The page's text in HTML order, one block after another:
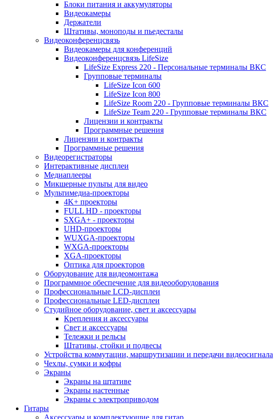
Блоки питания и аккумуляторы
Видеокамеры
Держатели
Штативы, моноподы и пьедесталы
Видеоконференцсвязь
Видеокамеры для конференций
Видеоконференцсвязь LifeSize
LifeSize Express 220 - Персональные терминалы ВКС
Групповые терминалы
LifeSize Icon 600
LifeSize Icon 800
LifeSize Room 220 - Групповые терминалы ВКС
LifeSize Team 220 - Групповые терминалы ВКС
Лицензии и контракты
Программные решения
Лицензии и контракты
Программные решения
Видеорегистраторы
Интерактивные дисплеи
Медиаплееры
Микшерные пульты для видео
Мультимедиа-проекторы
4K+ проекторы
FULL HD - проекторы
SXGA+ - проекторы
UHD-проекторы
WUXGA-проекторы
WXGA-проекторы
XGA-проекторы
Оптика для проекторов
Оборудование для видеомонтажа
Программное обеспечение для видеооборудования
Профессиональные LCD-дисплеи
Профессиональные LED-дисплеи
Студийное оборудование, свет и аксессуары
Крепления и аксессуары
Свет и аксессуары
Тележки и рельсы
Штативы, стойки и подвесы
Устройства коммутации, маршрутизации и передачи видеосигнала
Чехлы, сумки и кофры
Экраны
Экраны на штативе
Экраны настенные
Экраны с электроприводом
Гитары
Аксессуары и комплектующие для гитар